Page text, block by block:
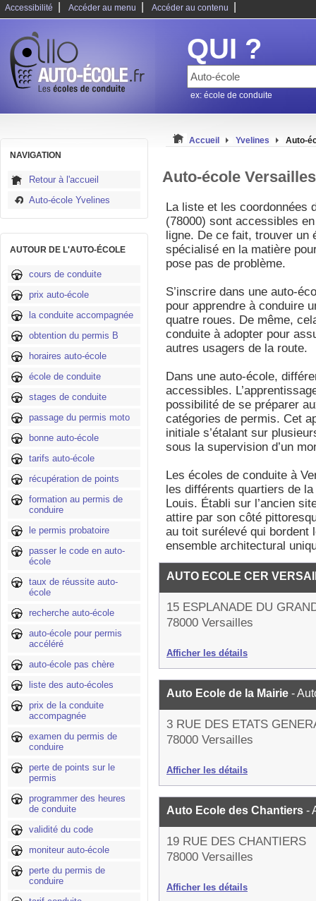
Accessibilité Accéder au menu Accéder au contenu
QUI ?
ex: école de conduite
NAVIGATION
Retour à l'accueil
Auto-école Yvelines
AUTOUR DE L'AUTO-ÉCOLE
cours de conduite
prix auto-école
la conduite accompagnée
obtention du permis B
horaires auto-école
école de conduite
stages de conduite
passage du permis moto
bonne auto-école
tarifs auto-école
récupération de points
formation au permis de
conduire
le permis probatoire
passer le code en auto-
école
taux de réussite auto-
école
recherche auto-école
auto-école pour permis
accéléré
auto-école pas chère
liste des auto-écoles
prix de la conduite
accompagnée
examen du permis de
conduire
perte de points sur le
permis
programmer des heures
de conduite
validité du code
moniteur auto-école
perte du permis de
conduire
Accueil Yvelines Auto-
Auto-école Versailles
La liste et les coordonnées
(78000) sont accessibles
ligne. De ce fait, trouver un
spécialisé en la matière
pose pas de problème.
S’inscrire dans une auto-
pour apprendre à conduire
quatre roues. De même,
conduite à adopter pour
autres usagers de la route.
Dans une auto-école,
accessibles.
possibilité de se préparer
catégories de permis. Cet
initiale s’étalant sur
sous la supervision d’un
Les écoles de conduite à
les différents quartiers de
Louis. Établi sur l’ancien
attire par son côté
au toit surélevé qui bordent
ensemble architectural
AUTO ECOLE CER
15 ESPLANADE DU
78000 Versailles
Afficher les détails
Auto Ecole de la Mairie -
3 RUE DES ETATS
78000 Versailles
Afficher les détails
Auto Ecole des Chantiers -
19 RUE DES CHANTIERS
78000 Versailles
Afficher les détails